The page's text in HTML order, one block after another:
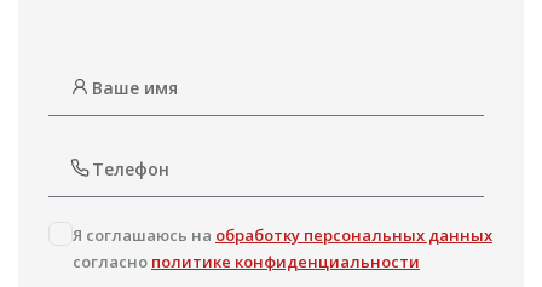
Я соглашаюсь на обработку персональных данных
согласно политике конфиденциальности